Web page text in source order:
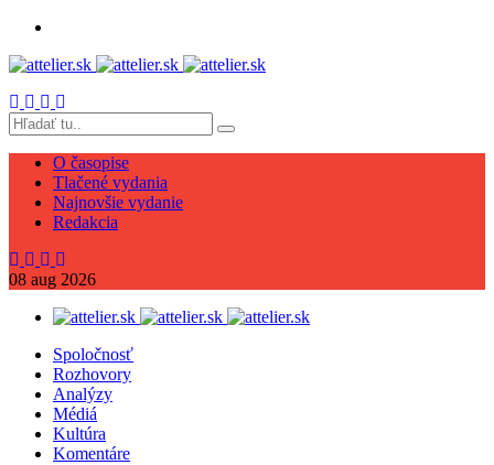
O časopise
Tlačené vydania
Najnovšie vydanie
Redakcia
08 aug 2026
Spoločnosť
Rozhovory
Analýzy
Médiá
Kultúra
Komentáre